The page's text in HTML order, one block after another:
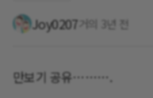
Joy0207 거의 3년 전
만보기 공유……….